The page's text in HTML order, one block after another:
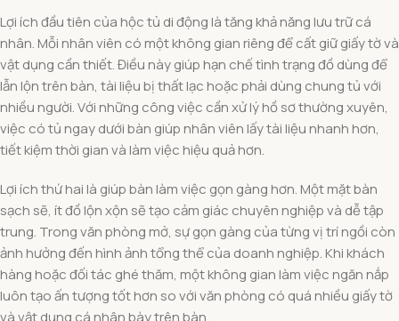
Lợi ích đầu tiên của hộc tủ di động là tăng khả năng lưu trữ cá
nhân. Mỗi nhân viên có một không gian riêng để cất giữ giấy tờ và
vật dụng cần thiết. Điều này giúp hạn chế tình trạng đồ dùng để
lẫn lộn trên bàn, tài liệu bị thất lạc hoặc phải dùng chung tủ với
nhiều người. Với những công việc cần xử lý hồ sơ thường xuyên,
việc có tủ ngay dưới bàn giúp nhân viên lấy tài liệu nhanh hơn,
tiết kiệm thời gian và làm việc hiệu quả hơn.
Lợi ích thứ hai là giúp bàn làm việc gọn gàng hơn. Một mặt bàn
sạch sẽ, ít đồ lộn xộn sẽ tạo cảm giác chuyên nghiệp và dễ tập
trung. Trong văn phòng mở, sự gọn gàng của từng vị trí ngồi còn
ảnh hưởng đến hình ảnh tổng thể của doanh nghiệp. Khi khách
hàng hoặc đối tác ghé thăm, một không gian làm việc ngăn nắp
luôn tạo ấn tượng tốt hơn so với văn phòng có quá nhiều giấy tờ